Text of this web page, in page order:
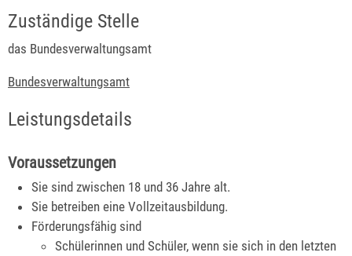
Zuständige Stelle
das Bundesverwaltungsamt
Bundesverwaltungsamt
Leistungsdetails
Voraussetzungen
Sie sind zwischen 18 und 36 Jahre alt.
Sie betreiben eine Vollzeitausbildung.
Förderungsfähig sind
Schülerinnen und Schüler, wenn sie sich in den letzten